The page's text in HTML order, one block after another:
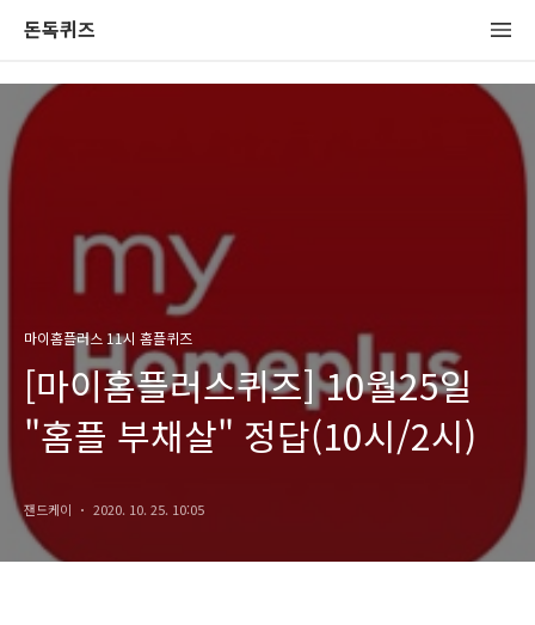
돈독퀴즈
마이홈플러스 11시 홈플퀴즈
[마이홈플러스퀴즈] 10월25일
"홈플 부채살" 정답(10시/2시)
잰드케이 2020. 10. 25. 10:05